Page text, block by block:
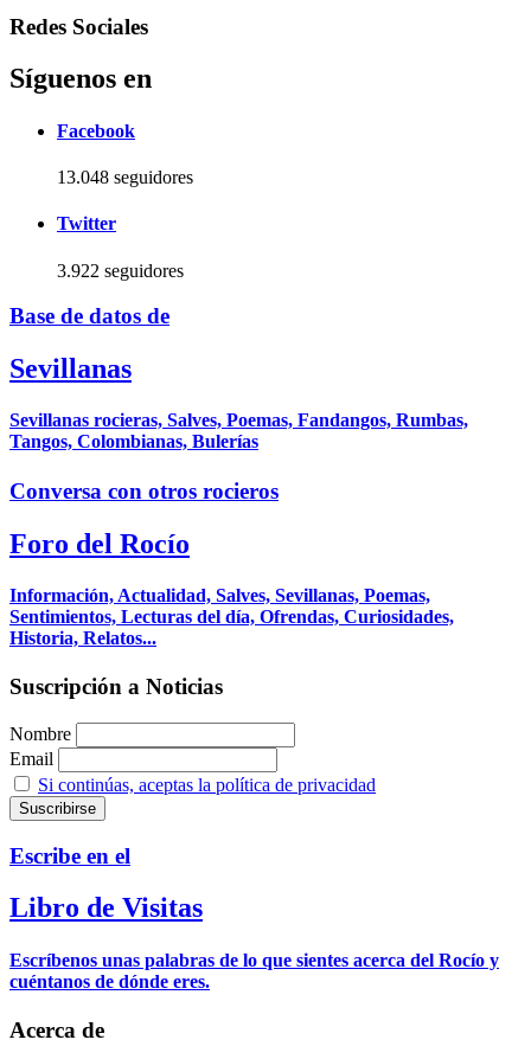
Redes Sociales
Síguenos en
Facebook
13.048 seguidores
Twitter
3.922 seguidores
Base de datos de
Sevillanas
Sevillanas rocieras, Salves, Poemas, Fandangos, Rumbas,
Tangos, Colombianas, Bulerías
Conversa con otros rocieros
Foro del Rocío
Información, Actualidad, Salves, Sevillanas, Poemas,
Sentimientos, Lecturas del día, Ofrendas, Curiosidades,
Historia, Relatos...
Suscripción a Noticias
Nombre
Email
Si continúas, aceptas la política de privacidad
Escribe en el
Libro de Visitas
Escríbenos unas palabras de lo que sientes acerca del Rocío y
cuéntanos de dónde eres.
Acerca de